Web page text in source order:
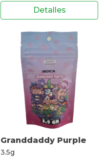
Detalles
Granddaddy Purple
3.5g